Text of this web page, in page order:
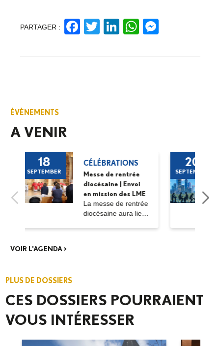
PARTAGER : Facebook
Twitter
LinkedIn
WhatsApp
ÉVÈNEMENTS
A VENIR
18
SEPTEMBER
CÉLÉBRATIONS
Messe de rentrée
diocésaine | Envoi
en mission des LME
La messe de rentrée
diocésaine aura lieu
20
SEPTEMBER
VOIR L'AGENDA >
PLUS DE DOSSIERS
CES DOSSIERS POURRAIENT
VOUS INTÉRESSER